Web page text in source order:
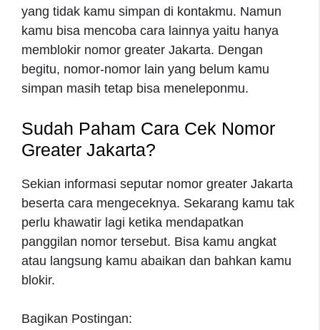
yang tidak kamu simpan di kontakmu. Namun
kamu bisa mencoba cara lainnya yaitu hanya
memblokir nomor greater Jakarta. Dengan
begitu, nomor-nomor lain yang belum kamu
simpan masih tetap bisa meneleponmu.
Sudah Paham Cara Cek Nomor
Greater Jakarta?
Sekian informasi seputar nomor greater Jakarta
beserta cara mengeceknya. Sekarang kamu tak
perlu khawatir lagi ketika mendapatkan
panggilan nomor tersebut. Bisa kamu angkat
atau langsung kamu abaikan dan bahkan kamu
blokir.
Bagikan Postingan: